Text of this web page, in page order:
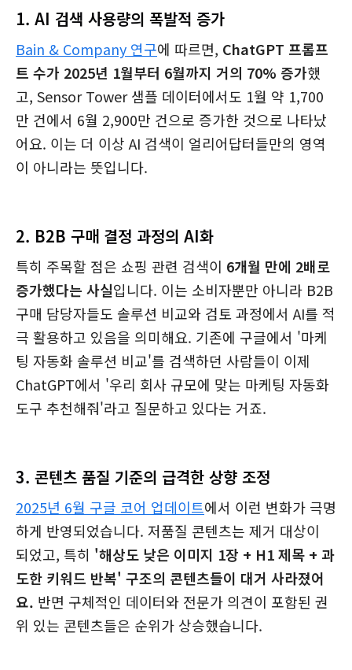
1. AI 검색 사용량의 폭발적 증가
Bain & Company 연구에 따르면, ChatGPT 프롬프
트 수가 2025년 1월부터 6월까지 거의 70% 증가했
고, Sensor Tower 샘플 데이터에서도 1월 약 1,700
만 건에서 6월 2,900만 건으로 증가한 것으로 나타났
어요. 이는 더 이상 AI 검색이 얼리어답터들만의 영역
이 아니라는 뜻입니다.
2. B2B 구매 결정 과정의 AI화
특히 주목할 점은 쇼핑 관련 검색이 6개월 만에 2배로
증가했다는 사실입니다. 이는 소비자뿐만 아니라 B2B
구매 담당자들도 솔루션 비교와 검토 과정에서 AI를 적
극 활용하고 있음을 의미해요. 기존에 구글에서 '마케
팅 자동화 솔루션 비교'를 검색하던 사람들이 이제
ChatGPT에서 '우리 회사 규모에 맞는 마케팅 자동화
도구 추천해줘'라고 질문하고 있다는 거죠.
3. 콘텐츠 품질 기준의 급격한 상향 조정
2025년 6월 구글 코어 업데이트에서 이런 변화가 극명
하게 반영되었습니다. 저품질 콘텐츠는 제거 대상이
되었고, 특히 '해상도 낮은 이미지 1장 + H1 제목 + 과
도한 키워드 반복' 구조의 콘텐츠들이 대거 사라졌어
요. 반면 구체적인 데이터와 전문가 의견이 포함된 권
위 있는 콘텐츠들은 순위가 상승했습니다.